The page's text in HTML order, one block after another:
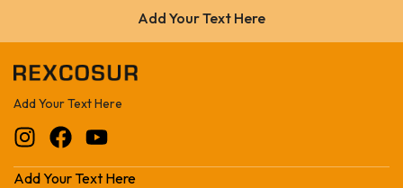
Add Your Text Here
Add Your Text Here
Add Your Text Here